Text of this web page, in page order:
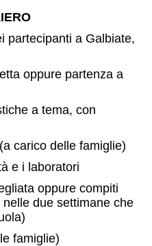
partecipanti a Galbiate,
oppure partenza a
a tema, con
carico delle famiglie)
e i laboratori
oppure compiti
due settimane che
famiglie)